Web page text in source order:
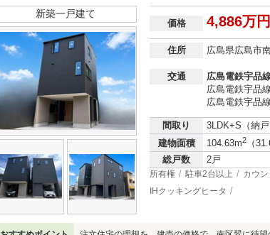
新築一戸建て
価格 4,886万円
住所 広島県広島市
交通
広島電鉄宇品
広島電鉄宇品
広島電鉄宇品
間取り
3LDK+S（納戸
建物面積
104.63m2 （
総戸数
2戸
所有権 駐車2台以上 カウ
IHクッキングヒータ